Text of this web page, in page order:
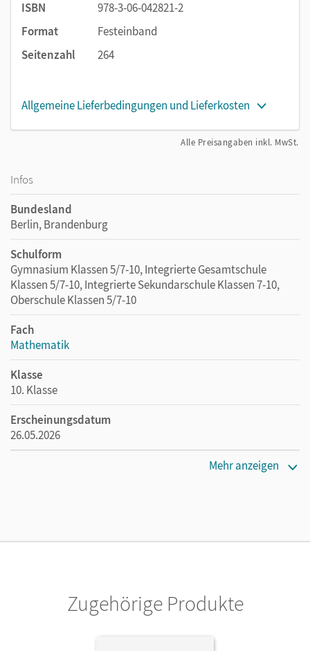
bedienen das grundlegende Niveau.
Weiterführende Aufgaben
DieStolperstelle
einen Vorgeschmack auf die kommenden
Jahrgangsstufen oder das Studium.
mit Hinweisen und Tipps am
Mit Mathematik begeistern
Bieten Sie Ihren Schülerinnen und Schülern mit
denStreifzügenmehr als den Standard.
Wir empfehlen die Nutzung aller digitalen Angebote auf
unserer Lehr- und Lernplattform lernen.cornelsen.de
ISBN
978-3-06-042821-2
Format
Festeinband
Seitenzahl
264
Allgemeine Lieferbedingungen und Lieferkosten
Alle Preisangaben inkl. MwSt.
Infos
Bundesland
Berlin, Brandenburg
Schulform
Gymnasium Klassen 5/7-10, Integrierte Gesamtschule
Klassen 5/7-10, Integrierte Sekundarschule Klassen 7-10,
Oberschule Klassen 5/7-10
Fach
Mathematik
Klasse
10. Klasse
Erscheinungsdatum
26.05.2026
Mehr anzeigen
Zugehörige Produkte